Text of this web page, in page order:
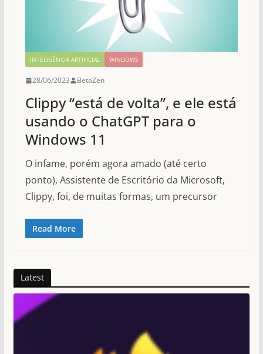
INTELIGÊNCIA ARTIFICIAL WINDOWS
28/06/2023 BetaZen
Clippy “está de volta”, e ele está
usando o ChatGPT para o
Windows 11
O infame, porém agora amado (até certo
ponto), Assistente de Escritório da Microsoft,
Clippy, foi, de muitas formas, um precursor
Read More
Latest